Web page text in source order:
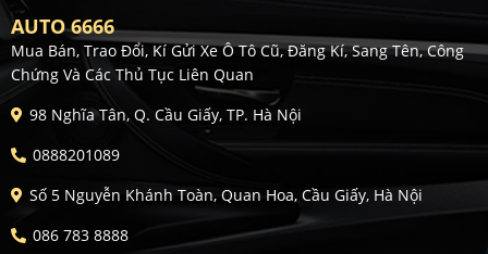
AUTO 6666
Mua Bán, Trao Đổi, Kí Gửi Xe Ô Tô Cũ, Đăng Kí, Sang Tên, Công
Chứng Và Các Thủ Tục Liên Quan
98 Nghĩa Tân, Q. Cầu Giấy, TP. Hà Nội
0888201089
Số 5 Nguyễn Khánh Toàn, Quan Hoa, Cầu Giấy, Hà Nội
086 783 8888